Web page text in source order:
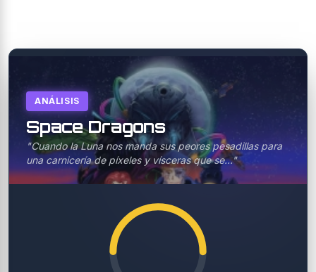
ANÁLISIS
Space Dragons
"Cuando la Luna nos manda sus peores pesadillas para
una carnicería de píxeles y vísceras que se..."